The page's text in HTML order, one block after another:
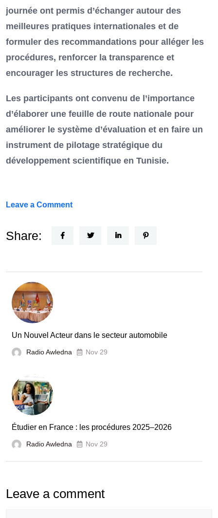
journée ont permis d’échanger autour des
meilleures pratiques internationales et de
formuler des recommandations pour alléger les
procédures, renforcer la transparence et
encourager les structures de recherche.
Les participants ont convenu de l’importance
d’élaborer une feuille de route nationale pour
améliorer le système d’évaluation et en faire un
instrument de pilotage stratégique du
développement scientifique en Tunisie.
Leave a Commenton
Horizon
la
France
et
écoles
Share:
Un Nouvel Acteur dans le secteur automobile
Radio Awledna Nov 29
Étudier en France : les procédures 2025–2026
Radio Awledna Nov 29
Leave a comment